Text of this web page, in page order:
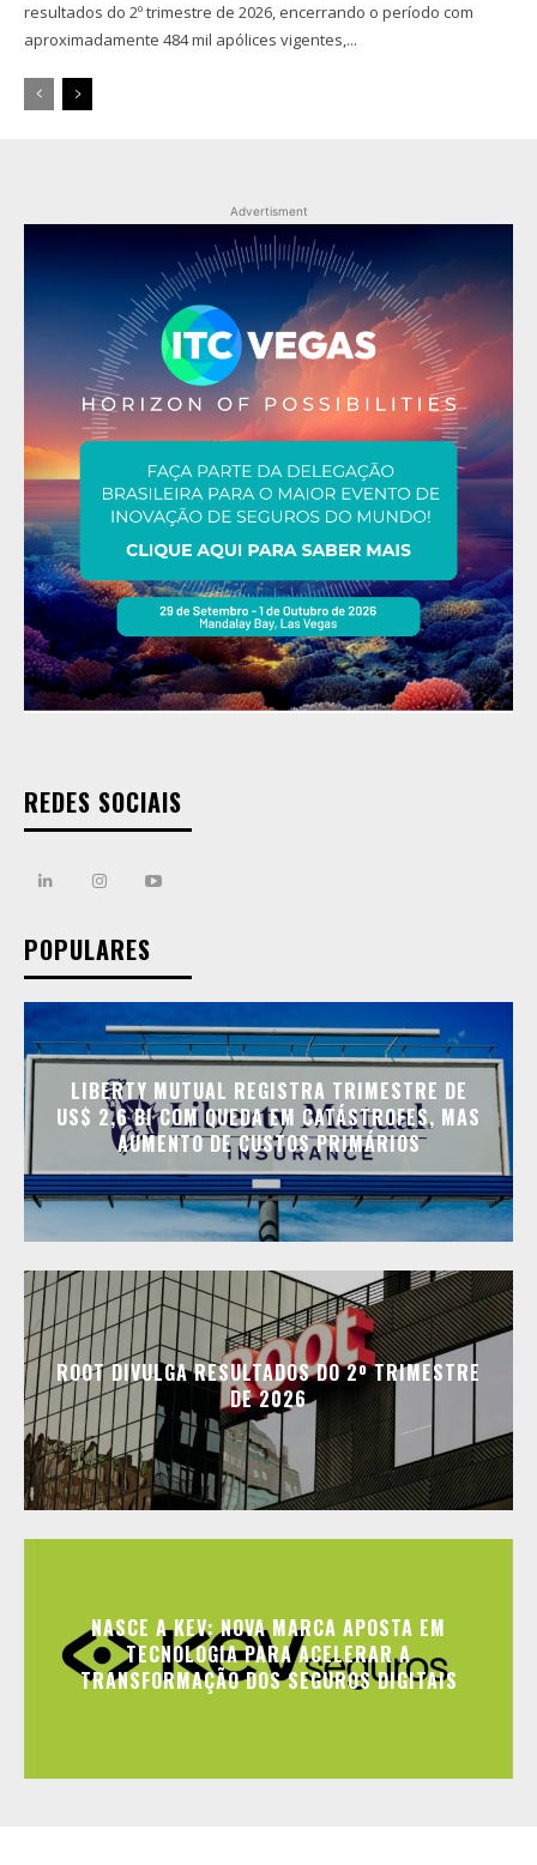
resultados do 2º trimestre de 2026, encerrando o período com
aproximadamente 484 mil apólices vigentes,...
Advertisment
REDES SOCIAIS
POPULARES
LIBERTY MUTUAL REGISTRA TRIMESTRE DE
US$ 2,6 BI COM QUEDA EM CATÁSTROFES, MAS
AUMENTO DE CUSTOS PRIMÁRIOS
ROOT DIVULGA RESULTADOS DO 2º TRIMESTRE
DE 2026
NASCE A KEV: NOVA MARCA APOSTA EM
TECNOLOGIA PARA ACELERAR A
TRANSFORMAÇÃO DOS SEGUROS DIGITAIS